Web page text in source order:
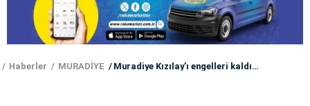
Haberler MURADİYE Muradiye Kızılay’ı engelleri kaldırmaya devam ediyor